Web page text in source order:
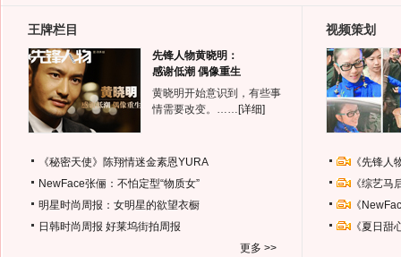
王牌栏目
先锋人物黄晓明：
感谢低潮 偶像重生
黄晓明开始意识到，有些事
情需要改变。…… [详细]
《秘密天使》陈翔情迷金素恩YURA
NewFace张俪：不怕定型“物质女”
明星时尚周报：女明星的欲望衣橱
日韩时尚周报 好莱坞街拍周报
更多 >>
视频策划
《先锋
《综艺
《
《夏日